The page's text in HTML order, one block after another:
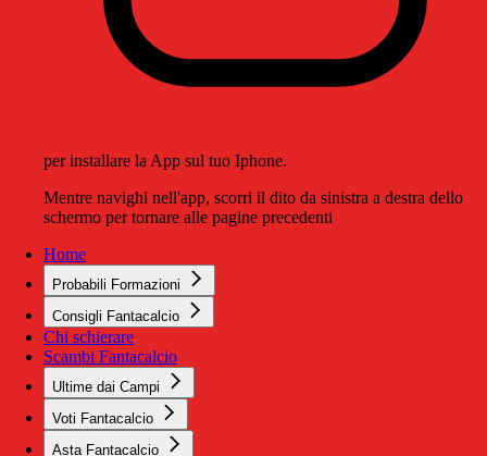
per installare la App sul tuo Iphone.
Mentre navighi nell'app, scorri il dito da sinistra a destra dello
schermo per tornare alle pagine precedenti
Home
Probabili Formazioni
Consigli Fantacalcio
Chi schierare
Scambi Fantacalcio
Ultime dai Campi
Voti Fantacalcio
Asta Fantacalcio